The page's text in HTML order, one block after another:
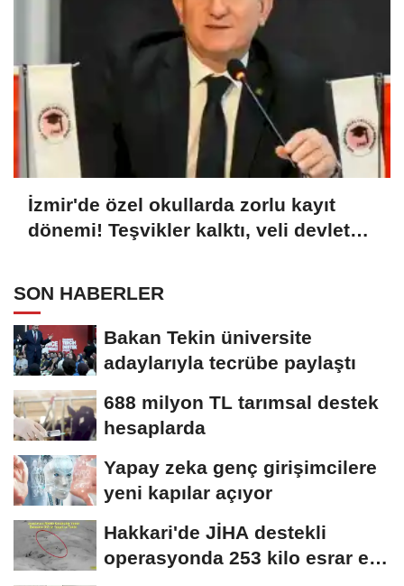
İzmir'de özel okullarda zorlu kayıt
dönemi! Teşvikler kalktı, veli devlet
SON HABERLER
Bakan Tekin üniversite
adaylarıyla tecrübe paylaştı
688 milyon TL tarımsal destek
hesaplarda
Yapay zeka genç girişimcilere
yeni kapılar açıyor
Hakkari'de JİHA destekli
operasyonda 253 kilo esrar ele